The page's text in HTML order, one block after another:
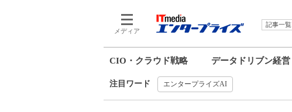
メディア
記事一覧
CIO・クラウド戦略 データドリブン経営
注目ワード エンタープライズAI